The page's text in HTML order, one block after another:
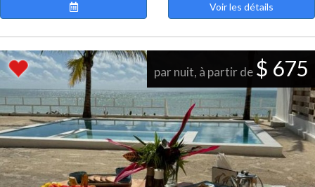
Voir les détails
par nuit, à partir de $ 675